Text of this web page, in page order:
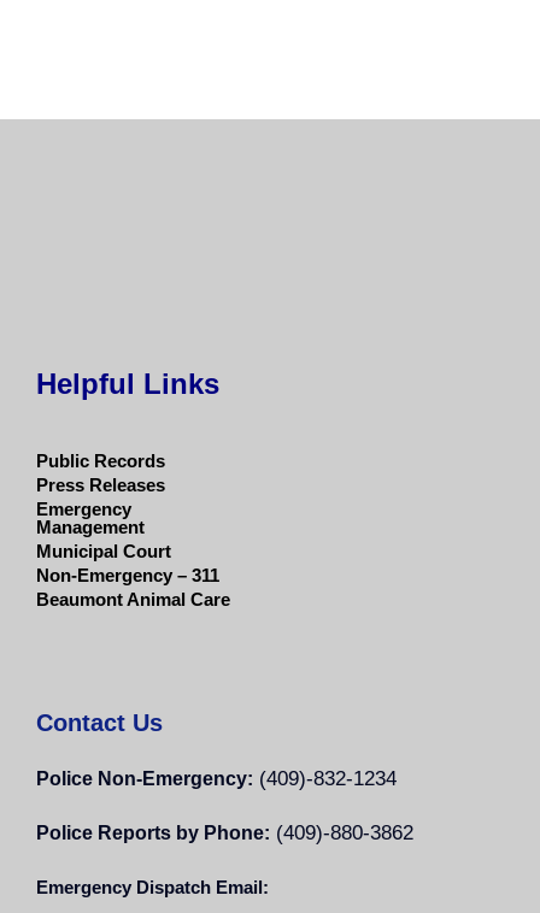
Helpful Links
Public Records
Press Releases
Emergency
Management
Municipal Court
Non-Emergency – 311
Beaumont Animal Care
Contact Us
Police Non-Emergency: (409)-832-1234
Police Reports by Phone: (409)-880-3862
Emergency Dispatch Email: